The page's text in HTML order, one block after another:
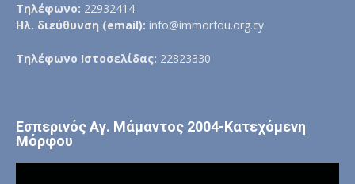
Τηλέφωνο: 22932414
Ηλ. διεύθυνση (email): info@immorfou.org.cy
Τηλέφωνο Ιστοσελίδας: 22823330
Εσπερινός Αγ. Μάμαντος 2004-Κατεχόμενη
Μόρφου